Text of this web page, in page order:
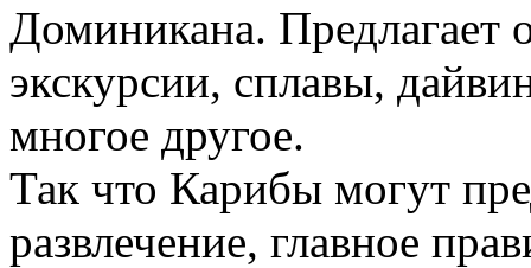
Доминикана. Предлагает
экскурсии, сплавы,
многое другое.
Так что Карибы могут
развлечение, главное